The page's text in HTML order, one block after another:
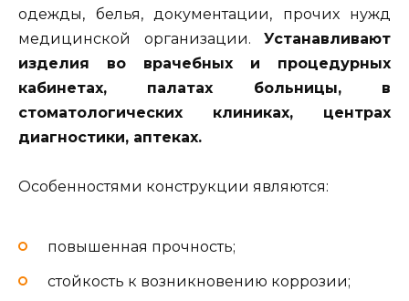
одежды, белья, документации, прочих нужд
медицинской организации. Устанавливают
изделия во врачебных и процедурных
кабинетах, палатах больницы, в
стоматологических клиниках, центрах
диагностики, аптеках.
Особенностями конструкции являются:
повышенная прочность;
стойкость к возникновению коррозии;